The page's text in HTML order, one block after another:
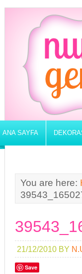
ANA SAYFA
You are here:
21/12/2010 BY
Save